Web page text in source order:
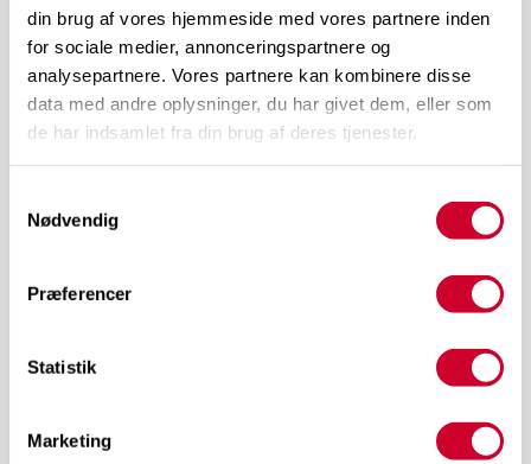
din brug af vores hjemmeside med vores partnere inden
for sociale medier, annonceringspartnere og
analysepartnere. Vores partnere kan kombinere disse
data med andre oplysninger, du har givet dem, eller som
de har indsamlet fra din brug af deres tjenester.
Nødvendig
Præferencer
Statistik
Marketing
Kundekvalificering